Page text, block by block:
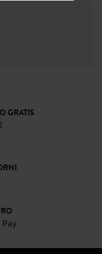
promod